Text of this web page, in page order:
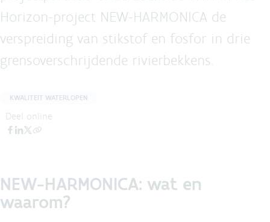
Horizon-project NEW-HARMONICA de
verspreiding van stikstof en fosfor in drie
grensoverschrijdende rivierbekkens.
KWALITEIT WATERLOPEN
Deel online
NEW-HARMONICA: wat en
waarom?